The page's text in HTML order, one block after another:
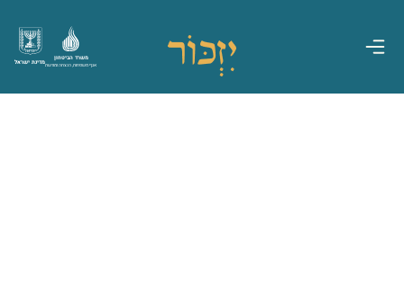
מדינת ישראל
משרד הביטחון
אגף משפחות, הנצחה ומורשת